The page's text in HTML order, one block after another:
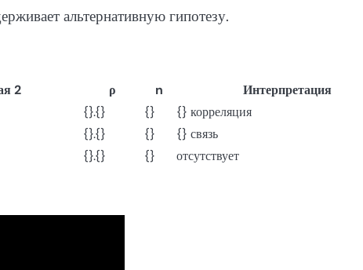
альтернативную гипотезу.
2 ρ n
Интерпретация
{}.{} {}
{} корреляция
{}.{} {}
{} связь
{}.{} {} отсутствует